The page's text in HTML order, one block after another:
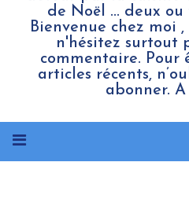
de Noël ... deux
Bienvenue chez moi
n'hésitez surtout
commentaire. Pour
articles récents,
abonner.